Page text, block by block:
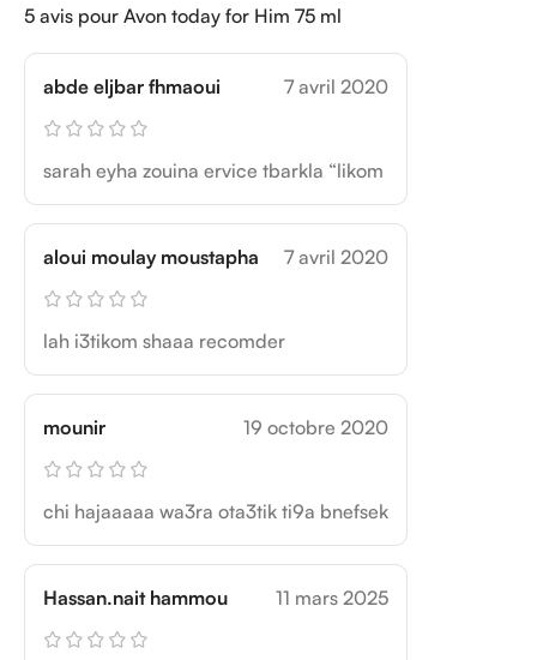
5 avis pour Avon today for Him 75 ml
abde eljbar fhmaoui 7 avril 2020
sarah eyha zouina ervice tbarkla “likom
aloui moulay moustapha 7 avril 2020
lah i3tikom shaaa recomder
mounir 19 octobre 2020
chi hajaaaaa wa3ra ota3tik ti9a bnefsek
Hassan.nait hammou 11 mars 2025